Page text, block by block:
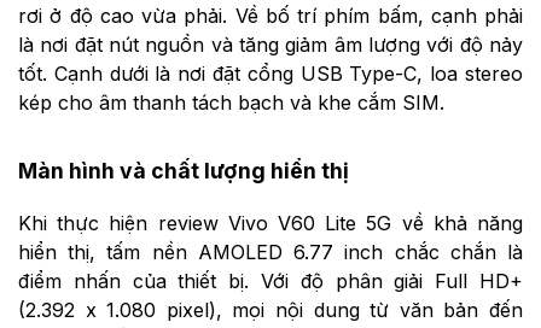
rơi ở độ cao vừa phải. Về bố trí phím bấm, cạnh phải
là nơi đặt nút nguồn và tăng giảm âm lượng với độ nảy
tốt. Cạnh dưới là nơi đặt cổng USB Type-C, loa stereo
kép cho âm thanh tách bạch và khe cắm SIM.
Màn hình và chất lượng hiển thị
Khi thực hiện review Vivo V60 Lite 5G về khả năng
hiển thị, tấm nền AMOLED 6.77 inch chắc chắn là
điểm nhấn của thiết bị. Với độ phân giải Full HD+
(2.392 x 1.080 pixel), mọi nội dung từ văn bản đến